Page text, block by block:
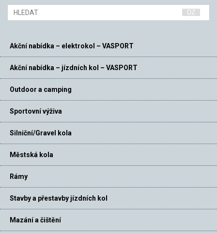
Akční nabídka – elektrokol – VASPORT
Akční nabídka – jízdních kol – VASPORT
Outdoor a camping
Sportovní výživa
Silniční/Gravel kola
Městská kola
Rámy
Stavby a přestavby jízdních kol
Mazání a čištění